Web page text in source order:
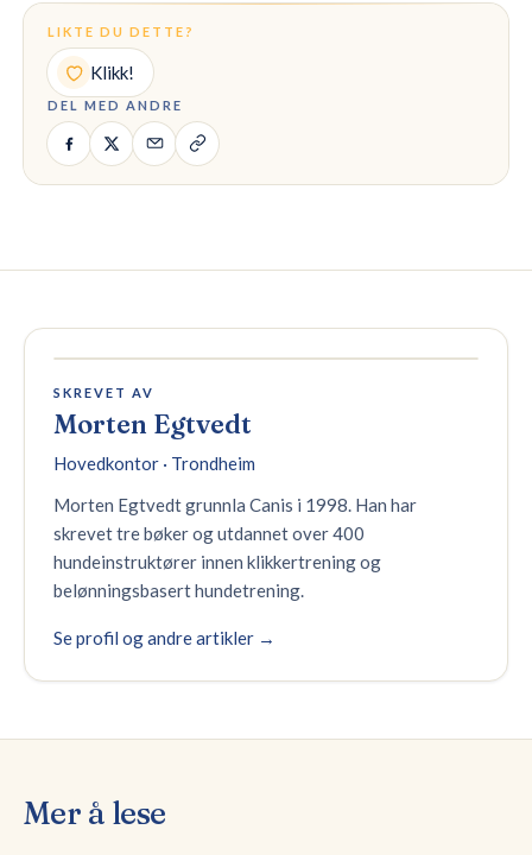
LIKTE DU DETTE?
Klikk!
DEL MED ANDRE
SKREVET AV
Morten Egtvedt
Hovedkontor · Trondheim
Morten Egtvedt grunnla Canis i 1998. Han har
skrevet tre bøker og utdannet over 400
hundeinstruktører innen klikkertrening og
belønningsbasert hundetrening.
Se profil og andre artikler →
Mer å lese